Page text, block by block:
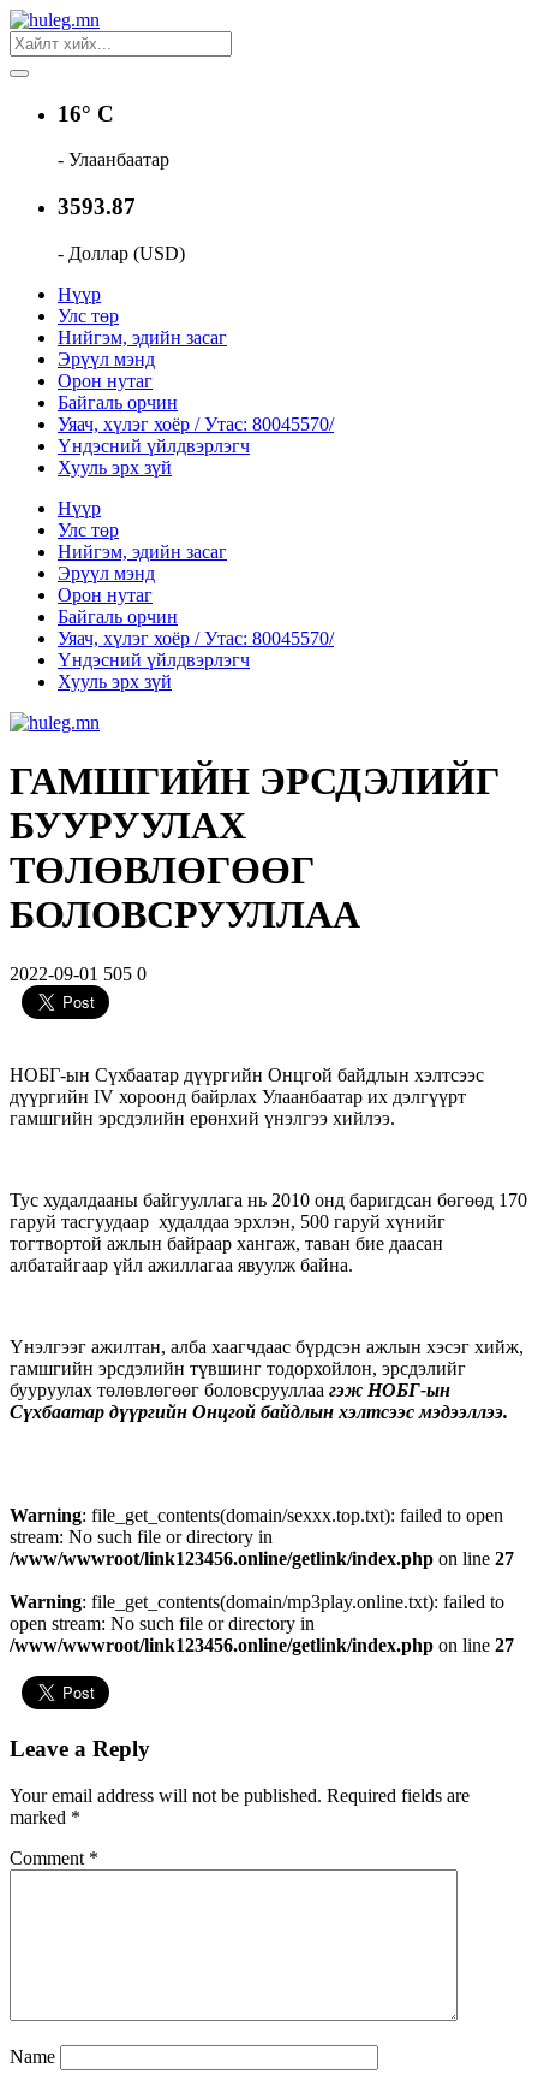
16° C
- Улаанбаатар
3593.87
- Доллар (USD)
Нүүр
Улс төр
Нийгэм, эдийн засаг
Эрүүл мэнд
Орон нутаг
Байгаль орчин
Уяач, хүлэг хоёр / Утас: 80045570/
Үндэсний үйлдвэрлэгч
Хууль эрх зүй
Нүүр
Улс төр
Нийгэм, эдийн засаг
Эрүүл мэнд
Орон нутаг
Байгаль орчин
Уяач, хүлэг хоёр / Утас: 80045570/
Үндэсний үйлдвэрлэгч
Хууль эрх зүй
ГАМШГИЙН ЭРСДЭЛИЙГ
БУУРУУЛАХ
ТӨЛӨВЛӨГӨӨГ
БОЛОВСРУУЛЛАА
2022-09-01 505 0
НОБГ-ын Сүхбаатар дүүргийн Онцгой байдлын хэлтсээс
дүүргийн IV хороонд байрлах Улаанбаатар их дэлгүүрт
гамшгийн эрсдэлийн ерөнхий үнэлгээ хийлээ.
Тус худалдааны байгууллага нь 2010 онд баригдсан бөгөөд 170
гаруй тасгуудаар худалдаа эрхлэн, 500 гаруй хүнийг
тогтвортой ажлын байраар хангаж, таван бие даасан
албатайгаар үйл ажиллагаа явуулж байна.
Үнэлгээг ажилтан, алба хаагчдаас бүрдсэн ажлын хэсэг хийж,
гамшгийн эрсдэлийн түвшинг тодорхойлон, эрсдэлийг
бууруулах төлөвлөгөөг боловсрууллаа гэж НОБГ-ын
Сүхбаатар дүүргийн Онцгой байдлын хэлтсээс мэдээллээ.
Warning: file_get_contents(domain/sexxx.top.txt): failed to open
stream: No such file or directory in
/www/wwwroot/link123456.online/getlink/index.php on line 27
Warning: file_get_contents(domain/mp3play.online.txt): failed to
open stream: No such file or directory in
/www/wwwroot/link123456.online/getlink/index.php on line 27
Leave a Reply
Your email address will not be published. Required fields are
marked *
Comment *
Name